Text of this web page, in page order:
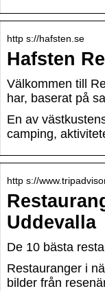
http s://hafsten.se
Hafsten
Välkommen till
har, baserat på
En av
camping,
http s://
Uddevalla
De 10 bästa
Restauranger i
bilder från